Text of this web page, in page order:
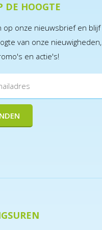
DE HOOGTE
op onze nieuwsbrief en blijf
van onze nieuwigheden,
en actie's!